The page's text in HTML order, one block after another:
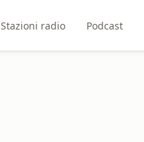
Stazioni radio Podcast